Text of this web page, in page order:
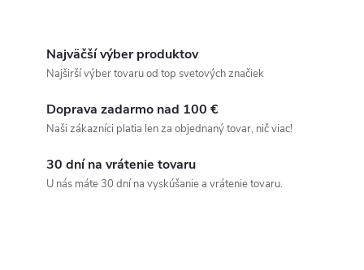
Najväčší výber produktov
Najširší výber tovaru od top svetových značiek
Doprava zadarmo nad 100 €
Naši zákazníci platia len za objednaný tovar, nič viac!
30 dní na vrátenie tovaru
U nás máte 30 dní na vyskúšanie a vrátenie tovaru.